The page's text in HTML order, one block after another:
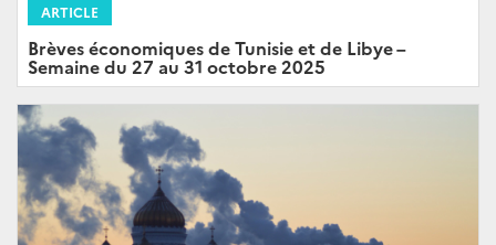
ARTICLE
Brèves économiques de Tunisie et de Libye –
Semaine du 27 au 31 octobre 2025